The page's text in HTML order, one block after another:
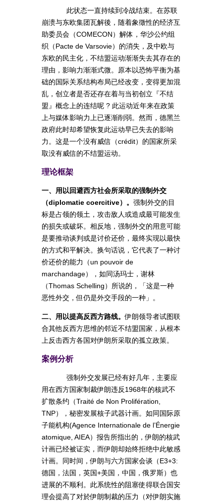
此状态一直持续到冷战结束。在苏联
崩溃与东欧集团瓦解後，随着象徵性的经济互
助委员会（COMECON）解体，华沙公约组
织（Pacte de Varsovie）的消失，及中欧与
东欧的民主化，不结盟运动渐渐失去其存在的
理由，影响力渐渐式微。原本以恐怖平衡为基
础的国际关系结构布局已经改变，变得更加混
乱，创立者是否还存在着与当初创立『不结
盟』概念上的连结呢 ? 此运动近年来在政策
上与媒体影响力上已逐渐削弱。然而，德黑兰
政府此时却希望恢复此运动早已失去的影响
力。这是一个没有威信（crédit）的国家所采
取没有威信的不结盟运动。
理论框架
一、用以回避西方社会所采取的强制外交
（diplomatie coercitive）。 强制外交的目
标是占领的领土，攻击敌人或造成最可能发生
的损失或破坏。相反地，强制外交的用意可能
是要推动谈判或是讨价还价，最终实现以最快
的方式和平解决。换句话说，它代表了一种讨
价还价的能力（un pouvoir de
marchandage），如同汤玛士，谢林
（Thomas Schelling）所说的，「这是一种
恶性外交，但仍是外交手段的一种」。
二、用以提高反西方路线。伊朗领导者试图联
合其他反西方思维的邻近不结盟国家，从根本
上反击西方各国对伊朗所采取的孤立政策。
案例分析
强制外交发展已经有好几年，主要应
用在西方国家制裁伊朗违反1968年的核武不
扩散条约（Traité de Non Prolifération,
TNP），秘密发展核子武器计画。如同国际原
子能机构(Agence Internationale de l’Énergie
atomique, AIEA）报告所指出的，伊朗的核武
计画已经被证实，而伊朗却始终拒绝中此敏感
计画。同时间，伊朗与六方国家会谈（E3+3:
德国，法国，英国+美国，中国，俄罗斯）也
进展的不顺利。此系统性的阻塞使得联合国安
理会提高了对於伊朗制裁的压力（对伊朗实施